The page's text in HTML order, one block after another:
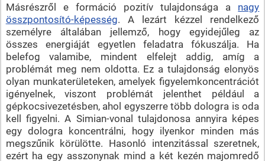
Másrészről e formáció pozitív tulajdonsága a nagy
összpontosító-képesség. A lezárt kézzel rendelkező
személyre általában jellemző, hogy egyidejűleg az
összes energiáját egyetlen feladatra fókuszálja. Ha
belefog valamibe, mindent elfelejt addig, amíg a
problémát meg nem oldotta. Ez a tulajdonság elonyös
olyan munkaterületeken, amelyek figyelemkoncentrációt
igényelnek, viszont problémát jelenthet például a
gépkocsivezetésben, ahol egyszerre több dologra is oda
kell figyelni. A Simian-vonal tulajdonosa annyira képes
egy dologra koncentrálni, hogy ilyenkor minden más
megszűnik körülötte. Hasonló intenzitással szeretnek,
ezért ha egy asszonynak mind a két kezén majomredő